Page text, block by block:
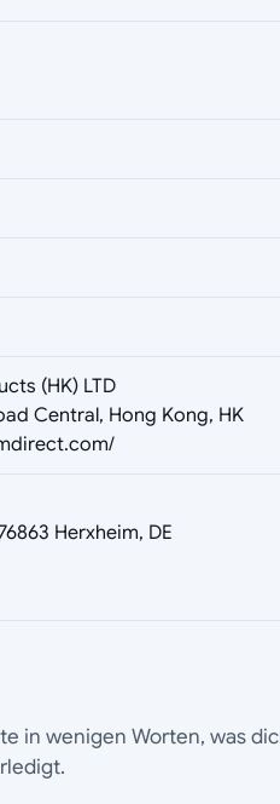
(HK) LTD
Central, Hong Kong, HK
Herxheim, DE
in wenigen Worten, was